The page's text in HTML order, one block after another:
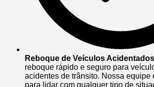
Reboque de Veículos
reboque rápido e seguro para
acidentes de trânsito. Nossa equipe
para lidar com qualquer tipo de